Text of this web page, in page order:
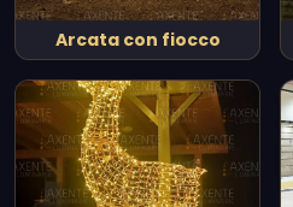
Arcata con fiocco